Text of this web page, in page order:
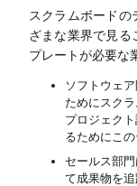
スクラムボードの
ざまな業界で見る
プレートが必要な
ソフトウェ
ためにスク
プロジェク
るためにこ
セールス部
て成果物を追